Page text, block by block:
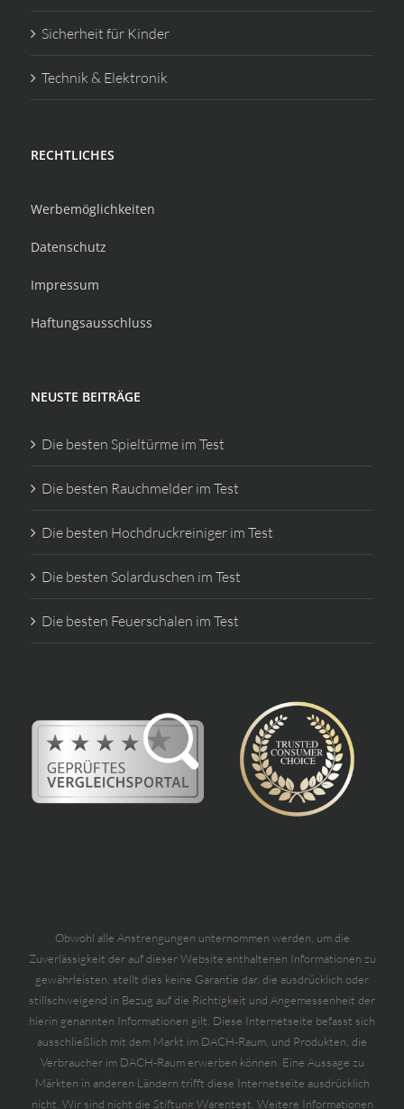
Sicherheit für Kinder
Technik & Elektronik
RECHTLICHES
Werbemöglichkeiten
Datenschutz
Impressum
Haftungsausschluss
NEUSTE BEITRÄGE
Die besten Spieltürme im Test
Die besten Rauchmelder im Test
Die besten Hochdruckreiniger im Test
Die besten Solarduschen im Test
Die besten Feuerschalen im Test
Obwohl alle Anstrengungen unternommen werden, um die
Zuverlässigkeit der auf dieser Website enthaltenen Informationen zu
gewährleisten, stellt dies keine Garantie dar, die ausdrücklich oder
stillschweigend in Bezug auf die Richtigkeit und Angemessenheit der
hierin genannten Informationen gilt. Diese Internetseite befasst sich
ausschließlich mit dem Markt im DACH-Raum, und Produkten, die
Verbraucher im DACH-Raum erwerben können. Eine Aussage zu
Märkten in anderen Ländern trifft diese Internetseite ausdrücklich
nicht. Wir sind nicht die Stiftung Warentest. Weitere Informationen